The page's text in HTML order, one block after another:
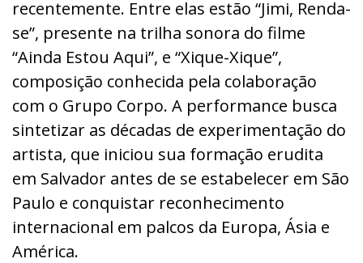
recentemente. Entre elas estão “Jimi, Renda-
se”, presente na trilha sonora do filme
“Ainda Estou Aqui”, e “Xique-Xique”,
composição conhecida pela colaboração
com o Grupo Corpo. A performance busca
sintetizar as décadas de experimentação do
artista, que iniciou sua formação erudita
em Salvador antes de se estabelecer em São
Paulo e conquistar reconhecimento
internacional em palcos da Europa, Ásia e
América.